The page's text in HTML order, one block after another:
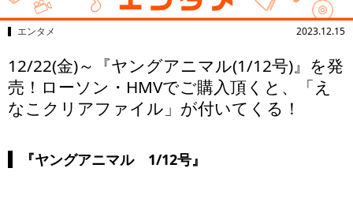
エンタメ 2023.12.15
12/22(金)～『ヤングアニマル(1/12号)』を発
売！ローソン・HMVでご購入頂くと、「え
なこクリアファイル」が付いてくる！
『ヤングアニマル 1/12号』